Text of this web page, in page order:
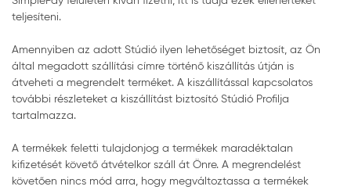
teljesíteni.
Amennyiben az adott Stúdió ilyen lehetőséget biztosít, az Ön
által megadott szállítási címre történő kiszállítás útján is
átveheti a megrendelt terméket. A kiszállítással kapcsolatos
további részleteket a kiszállítást biztosító Stúdió Profilja
tartalmazza.
A termékek feletti tulajdonjog a termékek maradéktalan
kifizetését követő átvételkor száll át Önre. A megrendelést
követően nincs mód arra, hogy megváltoztassa a termékek